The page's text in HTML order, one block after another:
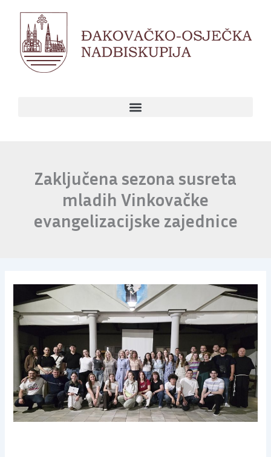
content
Zaključena sezona susreta
mladih Vinkovačke
evangelizacijske zajednice